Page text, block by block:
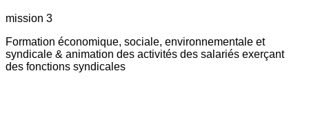
mission 3
Formation économique, sociale, environnementale et
syndicale & animation des activités des salariés exerçant
des fonctions syndicales